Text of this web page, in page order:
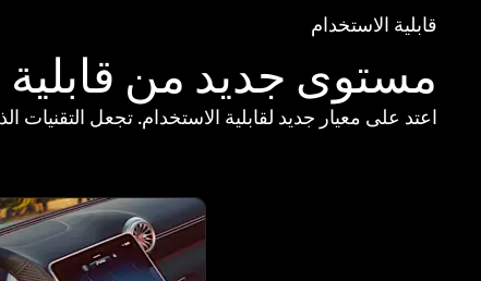
قابلية الاستخدام
مستوى جديد من قابلية
اعتد على معيار جديد لقابلية الاستخدام. تجعل